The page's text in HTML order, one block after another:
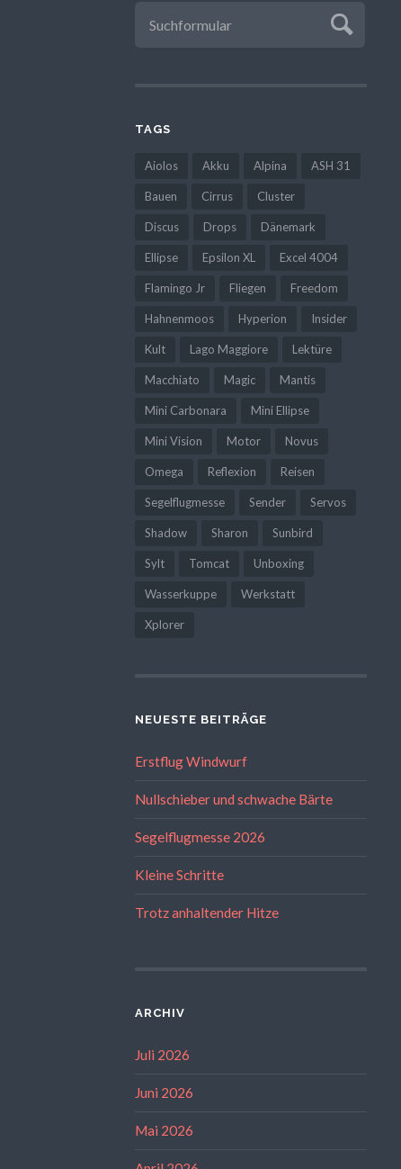
TAGS
Aiolos Akku Alpina ASH 31
Bauen Cirrus Cluster
Discus Drops Dänemark
Ellipse Epsilon XL Excel 4004
Flamingo Jr Fliegen Freedom
Hahnenmoos Hyperion Insider
Kult Lago Maggiore Lektüre
Macchiato Magic Mantis
Mini Carbonara Mini Ellipse
Mini Vision Motor Novus
Omega Reflexion Reisen
Segelflugmesse Sender Servos
Shadow Sharon Sunbird
Sylt Tomcat Unboxing
Wasserkuppe Werkstatt
Xplorer
NEUESTE BEITRÄGE
Erstflug Windwurf
Nullschieber und schwache Bärte
Segelflugmesse 2026
Kleine Schritte
Trotz anhaltender Hitze
ARCHIV
Juli 2026
Juni 2026
Mai 2026